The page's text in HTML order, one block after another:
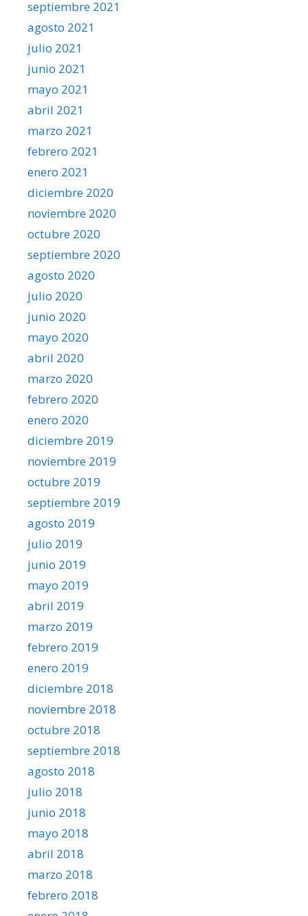
septiembre 2021
agosto 2021
julio 2021
junio 2021
mayo 2021
abril 2021
marzo 2021
febrero 2021
enero 2021
diciembre 2020
noviembre 2020
octubre 2020
septiembre 2020
agosto 2020
julio 2020
junio 2020
mayo 2020
abril 2020
marzo 2020
febrero 2020
enero 2020
diciembre 2019
noviembre 2019
octubre 2019
septiembre 2019
agosto 2019
julio 2019
junio 2019
mayo 2019
abril 2019
marzo 2019
febrero 2019
enero 2019
diciembre 2018
noviembre 2018
octubre 2018
septiembre 2018
agosto 2018
julio 2018
junio 2018
mayo 2018
abril 2018
marzo 2018
febrero 2018